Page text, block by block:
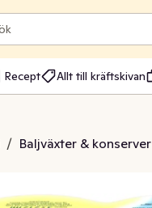
Recept Allt till kräftskivan
/ Baljväxter & konserver